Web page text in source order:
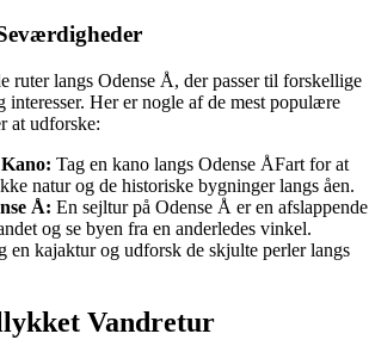
ruter langs Odense Å, der passer til forskellige
interesser. Her er nogle af de mest populære
at udforske:
Tag en kano langs Odense ÅFart for at
natur og de historiske bygninger langs åen.
Å: En sejltur på Odense Å er en afslappende
og se byen fra en anderledes vinkel.
en kajaktur og udforsk de skjulte perler langs
Vandretur